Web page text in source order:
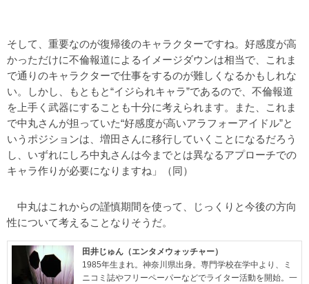
そして、重要なのが復帰後のキャラクターですね。好感度が高
かっただけに不倫報道によるイメージダウンは相当で、これま
で通りのキャラクターで仕事をするのが難しくなるかもしれな
い。しかし、もともと“イジられキャラ”であるので、不倫報道
を上手く武器にすることも十分に考えられます。また、これま
で中丸さんが担っていた“好感度が高いアラフォーアイドル”と
いうポジションは、増田さんに移行していくことになるだろう
し、いずれにしろ中丸さんは今までとは異なるアプローチでの
キャラ作りが必要になりますね」（同）
中丸はこれからの謹慎期間を使って、じっくりと今後の方向
性について考えることなりそうだ。
田井じゅん（エンタメウォッチャー）
1985年生まれ。神奈川県出身。専門学校在学中より、ミ
ニコミ誌やフリーペーパーなどでライター活動を開始。一